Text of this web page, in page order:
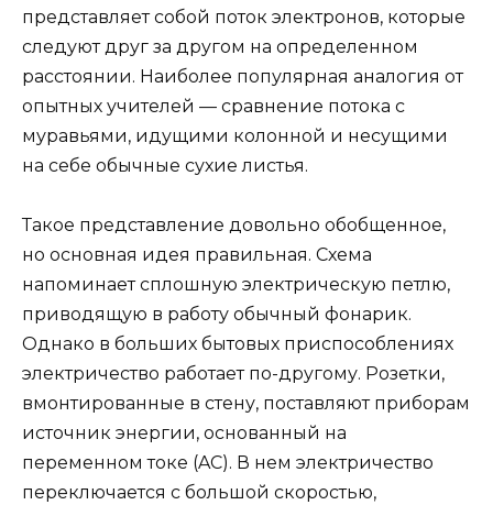
представляет собой поток электронов, которые
следуют друг за другом на определенном
расстоянии. Наиболее популярная аналогия от
опытных учителей — сравнение потока с
муравьями, идущими колонной и несущими
на себе обычные сухие листья.
Такое представление довольно обобщенное,
но основная идея правильная. Схема
напоминает сплошную электрическую петлю,
приводящую в работу обычный фонарик.
Однако в больших бытовых приспособлениях
электричество работает по-другому. Розетки,
вмонтированные в стену, поставляют приборам
источник энергии, основанный на
переменном токе (AC). В нем электричество
переключается с большой скоростью,